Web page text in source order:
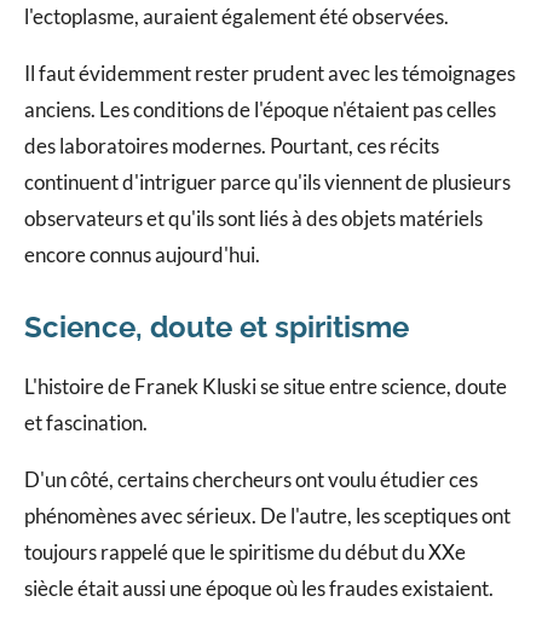
l'ectoplasme, auraient également été observées.
Il faut évidemment rester prudent avec les témoignages
anciens. Les conditions de l'époque n'étaient pas celles
des laboratoires modernes. Pourtant, ces récits
continuent d'intriguer parce qu'ils viennent de plusieurs
observateurs et qu'ils sont liés à des objets matériels
encore connus aujourd'hui.
Science, doute et spiritisme
L'histoire de Franek Kluski se situe entre science, doute
et fascination.
D'un côté, certains chercheurs ont voulu étudier ces
phénomènes avec sérieux. De l'autre, les sceptiques ont
toujours rappelé que le spiritisme du début du XXe
siècle était aussi une époque où les fraudes existaient.